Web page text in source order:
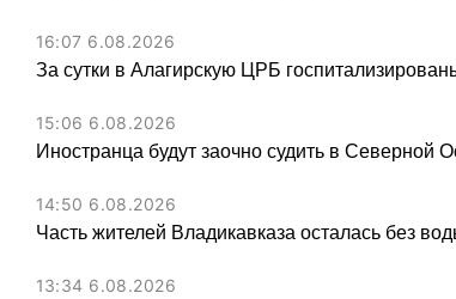
16:07 6.08.2026
За сутки в Алагирскую ЦРБ
15:06 6.08.2026
Иностранца будут заочно судить в Северной
14:50 6.08.2026
Часть жителей Владикавказа осталась без
13:34 6.08.2026